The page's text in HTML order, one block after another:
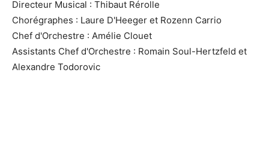
Directeur Musical : Thibaut Rérolle
Chorégraphes : Laure D'Heeger et Rozenn Carrio
Chef d'Orchestre : Amélie Clouet
Assistants Chef d'Orchestre : Romain Soul-Hertzfeld et
Alexandre Todorovic